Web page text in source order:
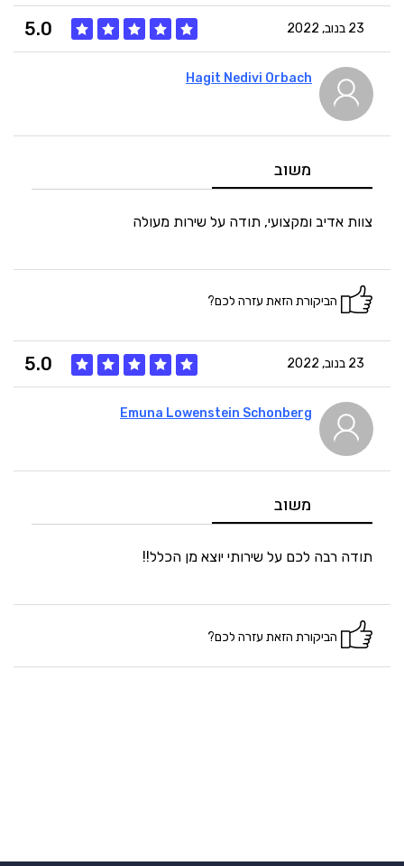
23 בנוב, 2022 5.0
זמנים5
Hagit Nedivi Orbach
משוב
צוות אדיב ומקצועי, תודה על שירות מעולה
הביקורת הזאת עזרה לכם?
23 בנוב, 2022 5.0
זמנים5
Emuna Lowenstein Schonberg
משוב
תודה רבה לכם על שירותי יוצא מן הכלל!!
הביקורת הזאת עזרה לכם?